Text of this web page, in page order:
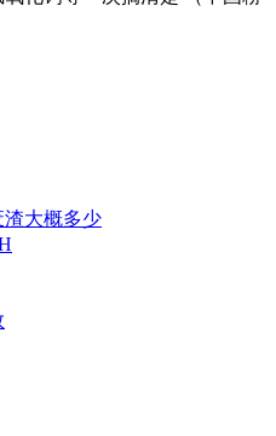
大概多少